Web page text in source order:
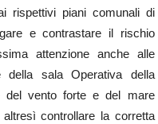
rispettivi piani comunali di
e contrastare il rischio
attenzione anche alle
della sala Operativa della
del vento forte e del mare
controllare la corretta